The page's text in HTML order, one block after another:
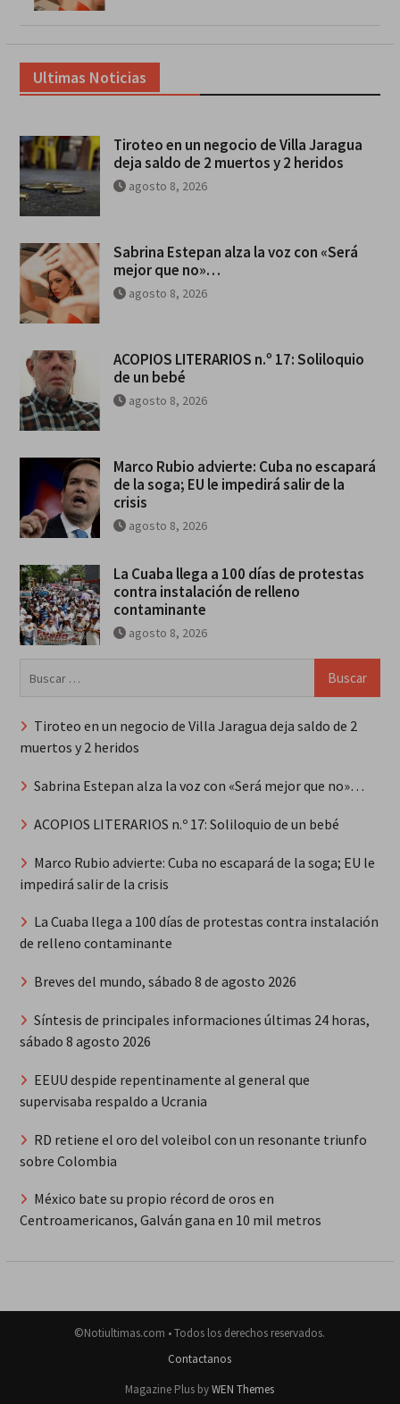
Ultimas Noticias
Tiroteo en un negocio de Villa Jaragua
deja saldo de 2 muertos y 2 heridos
agosto 8, 2026
Sabrina Estepan alza la voz con «Será
mejor que no»…
agosto 8, 2026
ACOPIOS LITERARIOS n.º 17: Soliloquio
de un bebé
agosto 8, 2026
Marco Rubio advierte: Cuba no escapará
de la soga; EU le impedirá salir de la
crisis
agosto 8, 2026
La Cuaba llega a 100 días de protestas
contra instalación de relleno
contaminante
agosto 8, 2026
Tiroteo en un negocio de Villa Jaragua deja saldo de 2
muertos y 2 heridos
Sabrina Estepan alza la voz con «Será mejor que no»…
ACOPIOS LITERARIOS n.º 17: Soliloquio de un bebé
Marco Rubio advierte: Cuba no escapará de la soga; EU le
impedirá salir de la crisis
La Cuaba llega a 100 días de protestas contra instalación
de relleno contaminante
Breves del mundo, sábado 8 de agosto 2026
Síntesis de principales informaciones últimas 24 horas,
sábado 8 agosto 2026
EEUU despide repentinamente al general que
supervisaba respaldo a Ucrania
RD retiene el oro del voleibol con un resonante triunfo
sobre Colombia
México bate su propio récord de oros en
Centroamericanos, Galván gana en 10 mil metros
©Notiultimas.com • Todos los derechos reservados.
Contactanos
Magazine Plus byWEN Themes